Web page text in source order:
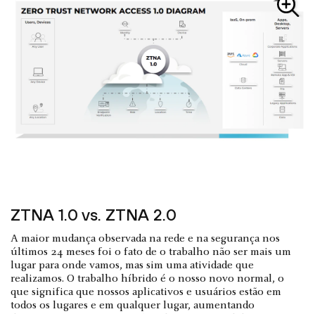
ZTNA 1.0 vs. ZTNA 2.0
A maior mudança observada na rede e na segurança nos
últimos 24 meses foi o fato de o trabalho não ser mais um
lugar para onde vamos, mas sim uma atividade que
realizamos. O trabalho híbrido é o nosso novo normal, o
que significa que nossos aplicativos e usuários estão em
todos os lugares e em qualquer lugar, aumentando